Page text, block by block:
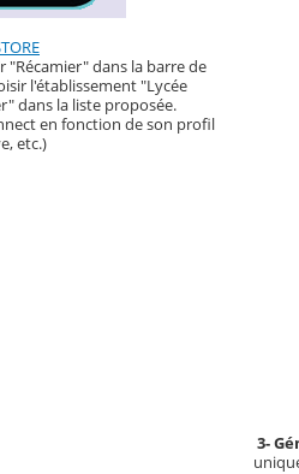
dans la barre de
l'établissement "Lycée
dans la liste proposée.
en fonction de son profil
etc.)
3-